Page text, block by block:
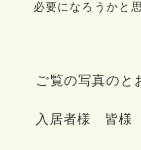
必要になろうかと
ご覧の写真のと
入居者様 皆様